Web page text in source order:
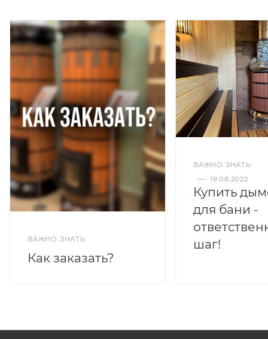
ВАЖНО ЗНАТЬ
Как заказать?
ВАЖНО ЗНАТЬ
— 19.08.2022
Купить
для бани -
шаг!